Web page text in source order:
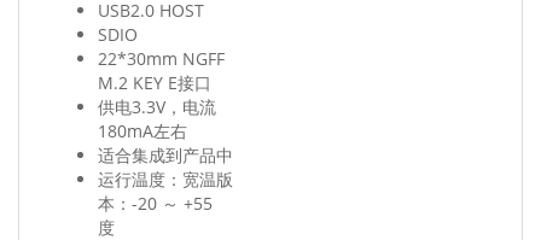
USB2.0 HOST
SDIO
22*30mm NGFF
M.2 KEY E接口
供电3.3V，电流
180mA左右
适合集成到产品中
运行温度：宽温版
本：-20 ～ +55
度